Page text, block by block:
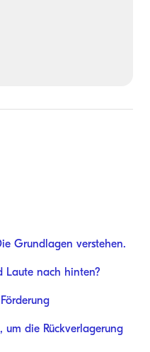
Grundlagen verstehen.
Laute nach hinten?
die Rückverlagerung